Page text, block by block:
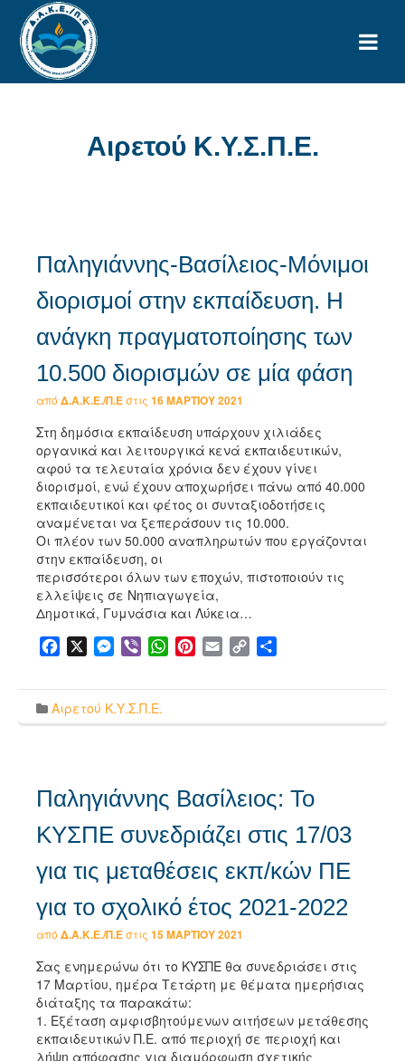
Αιρετού Κ.Υ.Σ.Π.Ε.
Παληγιάννης-Βασίλειος-Μόνιμοι
διορισμοί στην εκπαίδευση. Η
ανάγκη πραγματοποίησης των
10.500 διορισμών σε μία φάση
από Δ.Α.Κ.Ε./Π.Εστις 16 ΜΑΡΤΊΟΥ 2021
Στη δημόσια εκπαίδευση υπάρχουν χιλιάδες
οργανικά και λειτουργικά κενά εκπαιδευτικών,
αφού τα τελευταία χρόνια δεν έχουν γίνει
διορισμοί, ενώ έχουν αποχωρήσει πάνω από 40.000
εκπαιδευτικοί και φέτος οι συνταξιοδοτήσεις
αναμένεται να ξεπεράσουν τις 10.000.
Οι πλέον των 50.000 αναπληρωτών που εργάζονται
στην εκπαίδευση, οι
περισσότεροι όλων των εποχών, πιστοποιούν τις
ελλείψεις σε Νηπιαγωγεία,
Δημοτικά, Γυμνάσια και Λύκεια…
Facebook Messenger
Viber WhatsApp
Pinterest
Email Copy
Αιρετού Κ.Υ.Σ.Π.Ε.
Παληγιάννης Βασίλειος: Το
ΚΥΣΠΕ συνεδριάζει στις 17/03
για τις μεταθέσεις εκπ/κών ΠΕ
για το σχολικό έτος 2021-2022
από Δ.Α.Κ.Ε./Π.Εστις 15 ΜΑΡΤΊΟΥ 2021
Σας ενημερώνω ότι το ΚΥΣΠΕ θα συνεδριάσει στις
17 Μαρτίου, ημέρα Τετάρτη με θέματα ημερήσιας
διάταξης τα παρακάτω:
1. Εξέταση αμφισβητούμενων αιτήσεων μετάθεσης
εκπαιδευτικών Π.Ε. από περιοχή σε περιοχή και
λήψη απόφασης για διαμόρφωση σχετικής